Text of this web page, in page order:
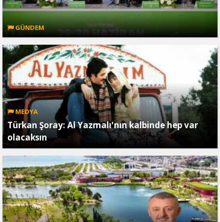
GÜNDEM
MEDYA
Türkan Şoray: Al Yazmalı'nın kalbinde hep var
olacaksın